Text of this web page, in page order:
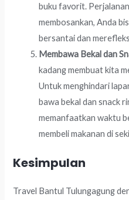
buku favorit.
membosankan, Anda
bersantai dan
Membawa Bekal dan
kadang membuat kita
Untuk menghindari
bawa bekal dan snack
memanfaatkan waktu
membeli makanan di
Kesimpulan
Travel Bantul Tulungagung